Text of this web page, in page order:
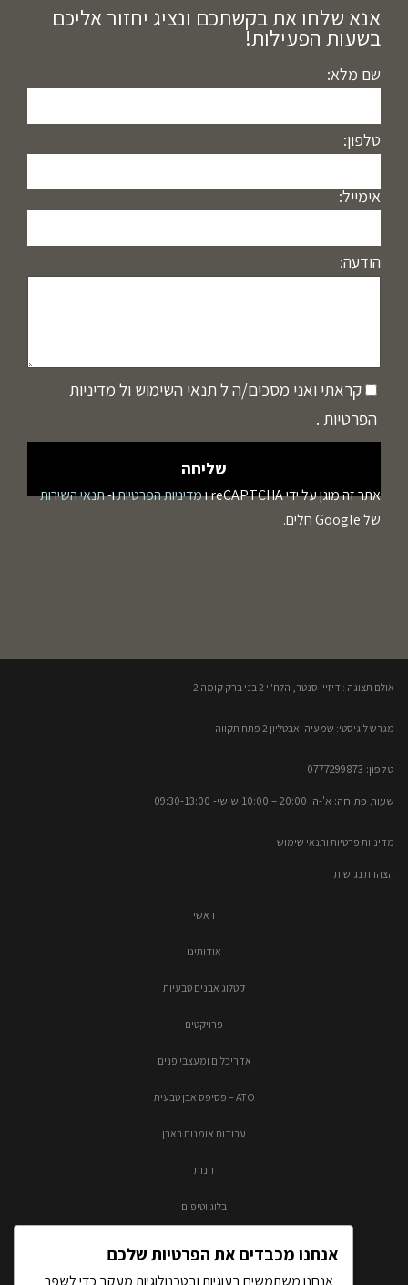
אנא שלחו את בקשתכם ונציג יחזור אליכם
בשעות הפעילות!
שם מלא:
טלפון:
אימייל:
הודעה:
קראתי ואני מסכים/ה ל תנאי השימוש ול מדיניות
הפרטיות .
אתר זה מוגן על ידי reCAPTCHA ו מדיניות הפרטיותו-תנאי השירות
של Google חלים.
אולם תצוגה : דיזיין סנטר, הלח"י 2 בני ברק קומה 2​
מגרש לוגיסטי: שמעיה ואבטליון 2 פתח תקווה
טלפון: 0777299873​
שעות פתיחה: א'-ה' 20:00 – 10:00​​ שישי- 09:30-13:00
מדיניות פרטיות ותנאי שימוש
הצהרת נגישות
ראשי
אודותינו
קטלוג אבנים טבעיות
פרויקטים
אדריכלים ומעצבי פנים
ATO – פסיפס אבן טבעית
עבודות אומנות באבן
חנות
בלוג וטיפים
אנחנו מכבדים את הפרטיות שלכם
אנחנו משתמשים בעוגיות ובטכנולוגיות מעקב כדי לשפר